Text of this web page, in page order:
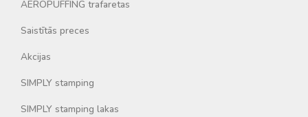
AEROPUFFING trafaretas
Saistītās preces
Akcijas
SIMPLY stamping
SIMPLY stamping lakas